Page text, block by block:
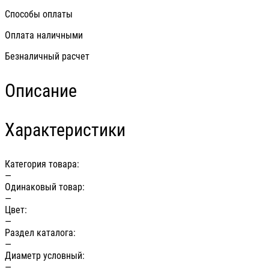
Способы оплаты
Оплата наличными
Безналичный расчет
Описание
Характеристики
Категория товара:
—
Одинаковый товар:
—
Цвет:
—
Раздел каталога:
—
Диаметр условный:
—